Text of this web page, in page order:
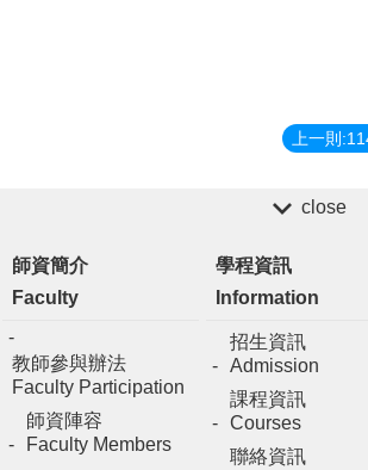
close
師資簡介
Faculty
教師參與辦法
Faculty Participation
師資陣容
Faculty Members
學程資訊
Information
招生資訊
Admission
課程資訊
Courses
聯絡資訊